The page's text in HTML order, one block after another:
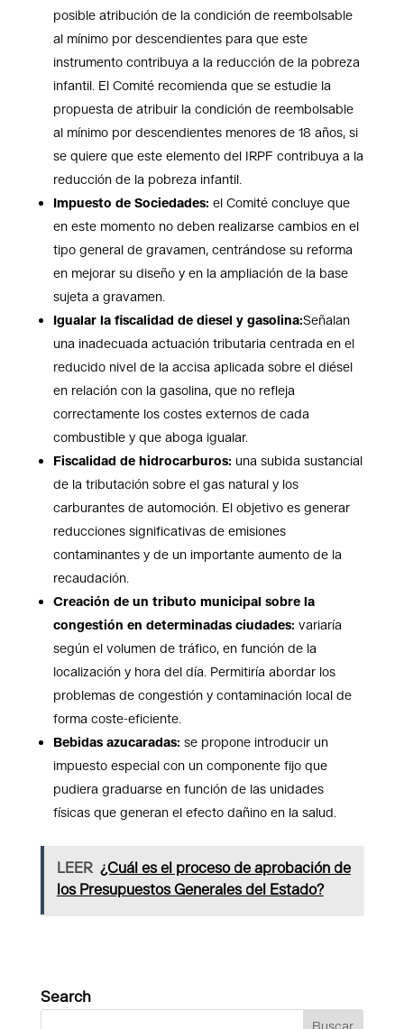
posible atribución de la condición de reembolsable
al mínimo por descendientes para que este
instrumento contribuya a la reducción de la pobreza
infantil. El Comité recomienda que se estudie la
propuesta de atribuir la condición de reembolsable
al mínimo por descendientes menores de 18 años, si
se quiere que este elemento del IRPF contribuya a la
reducción de la pobreza infantil.
Impuesto de Sociedades: el Comité concluye que
en este momento no deben realizarse cambios en el
tipo general de gravamen, centrándose su reforma
en mejorar su diseño y en la ampliación de la base
sujeta a gravamen.
Igualar la fiscalidad de diesel y gasolina:Señalan
una inadecuada actuación tributaria centrada en el
reducido nivel de la accisa aplicada sobre el diésel
en relación con la gasolina, que no refleja
correctamente los costes externos de cada
combustible y que aboga igualar.
Fiscalidad de hidrocarburos: una subida sustancial
de la tributación sobre el gas natural y los
carburantes de automoción. El objetivo es generar
reducciones significativas de emisiones
contaminantes y de un importante aumento de la
recaudación.
Creación de un tributo municipal sobre la
congestión en determinadas ciudades: variaría
según el volumen de tráfico, en función de la
localización y hora del día. Permitiría abordar los
problemas de congestión y contaminación local de
forma coste-eficiente.
Bebidas azucaradas: se propone introducir un
impuesto especial con un componente fijo que
pudiera graduarse en función de las unidades
físicas que generan el efecto dañino en la salud.
LEER ¿Cuál es el proceso de aprobación de
los Presupuestos Generales del Estado?
Search